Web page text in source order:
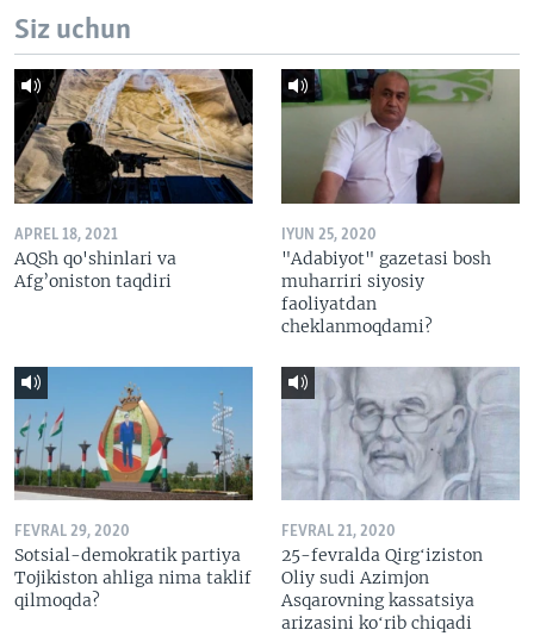
Siz uchun
APREL 18, 2021
AQSh qo'shinlari va
Afg’oniston taqdiri
IYUN 25, 2020
"Adabiyot" gazetasi bosh
muharriri siyosiy
faoliyatdan
cheklanmoqdami?
FEVRAL 29, 2020
Sotsial-demokratik partiya
Tojikiston ahliga nima taklif
qilmoqda?
FEVRAL 21, 2020
25-fevralda Qirgʻiziston
Oliy sudi Azimjon
Asqarovning kassatsiya
arizasini koʻrib chiqadi